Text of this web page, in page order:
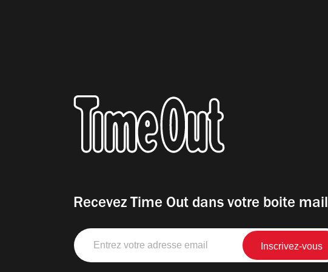
Recevez Time Out dans votre boite mail
Entrez
votre
adresse